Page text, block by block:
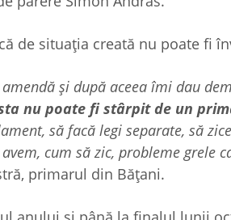
de situația creată nu poate fi
și după aceea îmi dau
nu poate fi stârpit de un
să facă legi separate, să
cum să zic, probleme grele
primarul din Bățani.